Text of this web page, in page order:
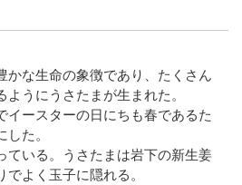
かな生命の象徴であり、たくさん
うにうさたまが生まれた。
イースターの日にちも春であるた
た。
ている。うさたまは岩下の新生姜
よく玉子に隠れる。